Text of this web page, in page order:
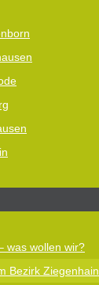
was wollen wir?
Bezirk Ziegenhain